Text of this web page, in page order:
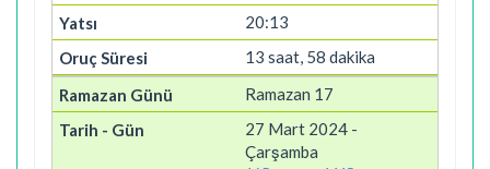
20:13
13 saat, 58 dakika
Ramazan 17
27 Mart 2024 -
Çarşamba